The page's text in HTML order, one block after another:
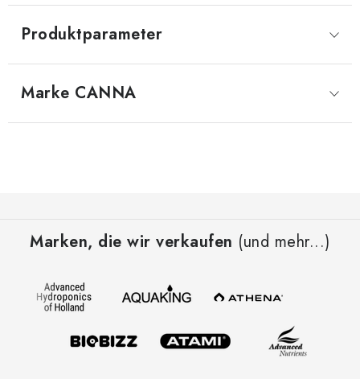
Produktparameter
Marke CANNA
Marken, die wir verkaufen (und mehr...)